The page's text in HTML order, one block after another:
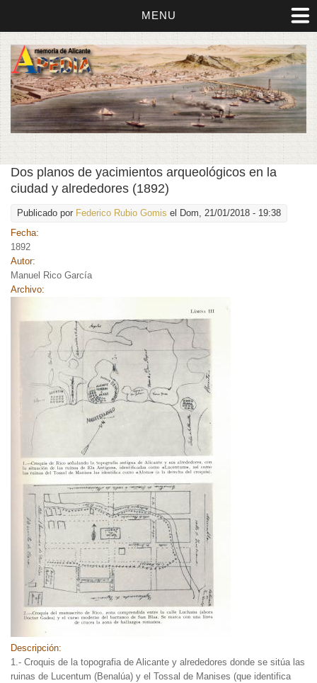
MENU
Dos planos de yacimientos arqueológicos en la
ciudad y alrededores (1892)
Publicado por Federico Rubio Gomis el Dom, 21/01/2018 - 19:38
Fecha:
1892
Autor:
Manuel Rico García
Archivo:
Descripción:
1.- Croquis de la topografia de Alicante y alrededores donde se sitúa las
ruinas de Lucentum (Benalúa) y el Tossal de Manises (que identifica